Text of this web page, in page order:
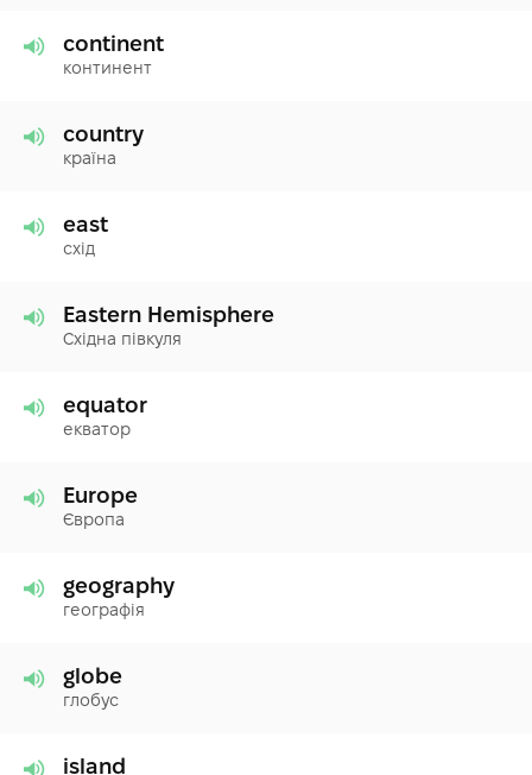
continent
континент
country
країна
east
схід
Eastern Hemisphere
Східна півкуля
equator
екватор
Europe
Європа
geography
географія
globe
глобус
island